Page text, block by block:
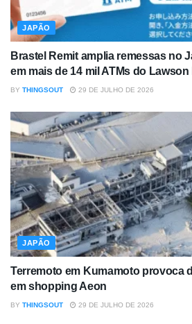
JAPÃO
Brastel Remit amplia remessas no
em mais de 14 mil ATMs do
BY THINGSOUT 29 DE JULHO DE 2026
JAPÃO
Terremoto em Kumamoto provoca
em shopping Aeon
BY THINGSOUT 29 DE JULHO DE 2026